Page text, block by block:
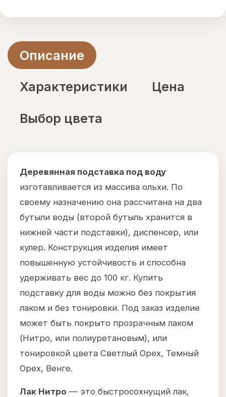
Описание
Характеристики Цена
Выбор цвета
Деревянная подставка под воду
изготавливается из массива ольхи. По
своему назначению она рассчитана на два
бутыли воды (второй бутыль хранится в
нижней части подставки), диспенсер, или
кулер. Конструкция изделия имеет
повышенную устойчивость и способна
удерживать вес до 100 кг. Купить
подставку для воды можно без покрытия
лаком и без тонировки. Под заказ изделие
может быть покрыто прозрачным лаком
(Нитро, или полиуретановым), или
тонировкой цвета Светлый Орех, Темный
Орех, Венге.
Лак Нитро — это быстросохнущий лак,